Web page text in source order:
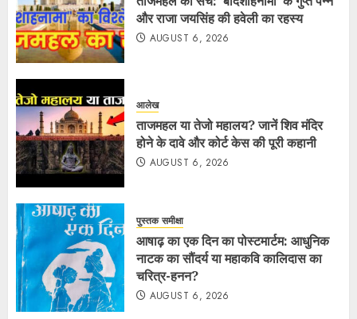
और राजा जयसिंह की हवेली का रहस्य
AUGUST 6, 2026
आलेख
ताजमहल या तेजो महालय? जानें शिव मंदिर
होने के दावे और कोर्ट केस की पूरी कहानी
AUGUST 6, 2026
पुस्तक समीक्षा
आषाढ़ का एक दिन का पोस्टमार्टम: आधुनिक
नाटक का सौंदर्य या महाकवि कालिदास का
चरित्र-हनन?
AUGUST 6, 2026